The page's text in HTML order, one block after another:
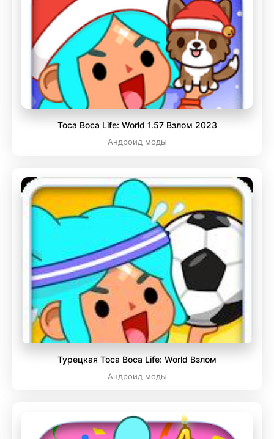
Toca Boca Life: World 1.57 Взлом 2023
Андроид моды
Турецкая Toca Boca Life: World Взлом
Андроид моды